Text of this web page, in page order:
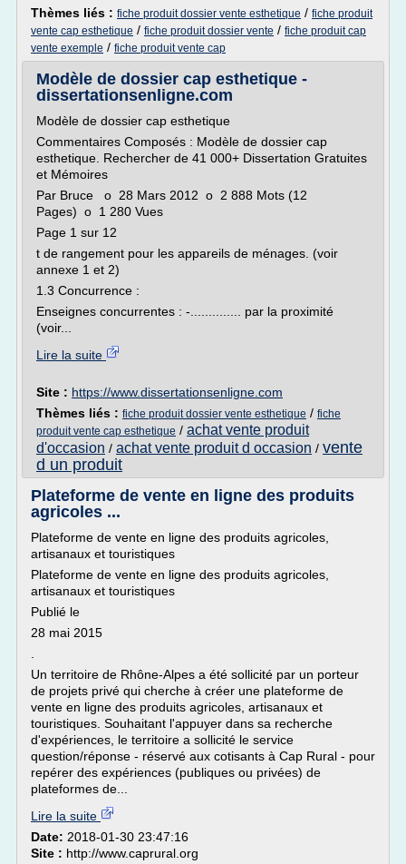
Thèmes liés : fiche produit dossier vente esthetique / fiche produit
vente cap esthetique / fiche produit dossier vente / fiche produit cap
vente exemple / fiche produit vente cap
Modèle de dossier cap esthetique -
dissertationsenligne.com
Modèle de dossier cap esthetique
Commentaires Composés : Modèle de dossier cap
esthetique. Rechercher de 41 000+ Dissertation Gratuites
et Mémoires
Par Bruce o 28 Mars 2012 o 2 888 Mots (12
Pages) o 1 280 Vues
Page 1 sur 12
t de rangement pour les appareils de ménages. (voir
annexe 1 et 2)
1.3 Concurrence :
Enseignes concurrentes : -.............. par la proximité
(voir...
Lire la suite
Site : https://www.dissertationsenligne.com
Thèmes liés : fiche produit dossier vente esthetique / fiche
produit vente cap esthetique / achat vente produit
d'occasion / achat vente produit d occasion / vente
d un produit
Plateforme de vente en ligne des produits
agricoles ...
Plateforme de vente en ligne des produits agricoles,
artisanaux et touristiques
Plateforme de vente en ligne des produits agricoles,
artisanaux et touristiques
Publié le
28 mai 2015
Un territoire de Rhône-Alpes a été sollicité par un porteur
de projets privé qui cherche à créer une plateforme de
vente en ligne des produits agricoles, artisanaux et
touristiques. Souhaitant l'appuyer dans sa recherche
d'expériences, le territoire a sollicité le service
question/réponse - réservé aux cotisants à Cap Rural - pour
repérer des expériences (publiques ou privées) de
plateformes de...
Lire la suite
Date: 2018-01-30 23:47:16
Site : http://www.caprural.org